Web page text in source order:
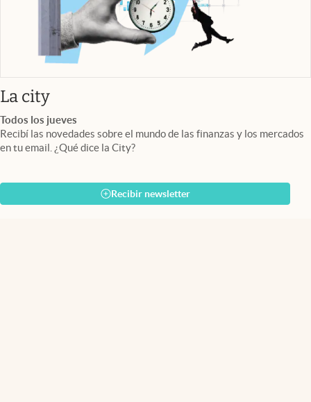
La cityabre en nueva pestaña
Todos los jueves
Recibí las novedades sobre el mundo de las finanzas y los mercados
en tu email. ¿Qué dice la City?
Recibir newsletter